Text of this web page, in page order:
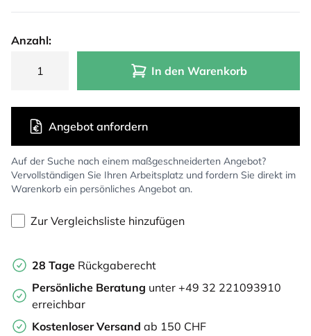
Anzahl:
In den Warenkorb
Auf der Suche nach einem maßgeschneiderten Angebot?
Vervollständigen Sie Ihren Arbeitsplatz und fordern Sie direkt im
Warenkorb ein persönliches Angebot an.
Angebot anfordern
Zur Vergleichsliste hinzufügen
28 Tage Rückgaberecht
Persönliche Beratung unter +49 32 221093910
erreichbar
Kostenloser Versand ab 150 CHF